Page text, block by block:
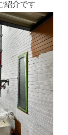
紹介です